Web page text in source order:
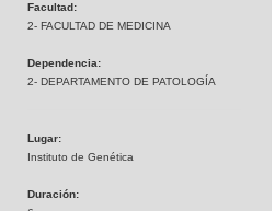
Facultad:
2- FACULTAD DE MEDICINA
Dependencia:
2- DEPARTAMENTO DE PATOLOGÍA
Lugar:
Instituto de Genética
Duración: